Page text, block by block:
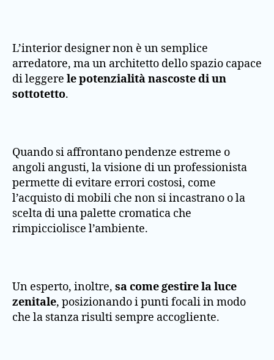
L’interior designer non è un semplice
arredatore, ma un architetto dello spazio capace
di leggere le potenzialità nascoste di un
sottotetto.
Quando si affrontano pendenze estreme o
angoli angusti, la visione di un professionista
permette di evitare errori costosi, come
l’acquisto di mobili che non si incastrano o la
scelta di una palette cromatica che
rimpicciolisce l’ambiente.
Un esperto, inoltre, sa come gestire la luce
zenitale, posizionando i punti focali in modo
che la stanza risulti sempre accogliente.